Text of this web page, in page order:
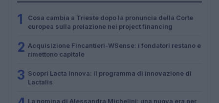
1
Cosa cambia a Trieste dopo la pronuncia della Corte
europea sulla prelazione nei project financing
2 Acquisizione Fincantieri-WSense: i fondatori restano e
rimettono capitale
3 Scopri Lacta Innova: il programma di innovazione di
Lactalis
La nomina di Alessandra Michelini: una nuova era per